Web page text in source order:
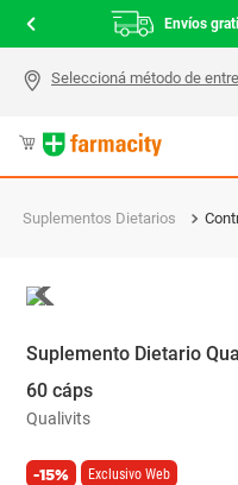
Envíos
Suplementos Dietarios
Suplemento Dietario
60 cáps
Qualivits
-15% Exclusivo Web